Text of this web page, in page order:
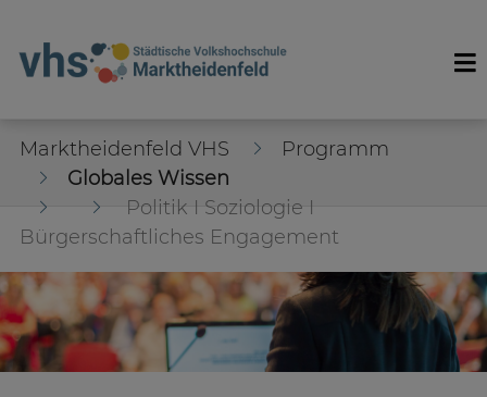
Marktheidenfeld VHS
Programm
Globales Wissen
Politik I Soziologie I
Bürgerschaftliches Engagement